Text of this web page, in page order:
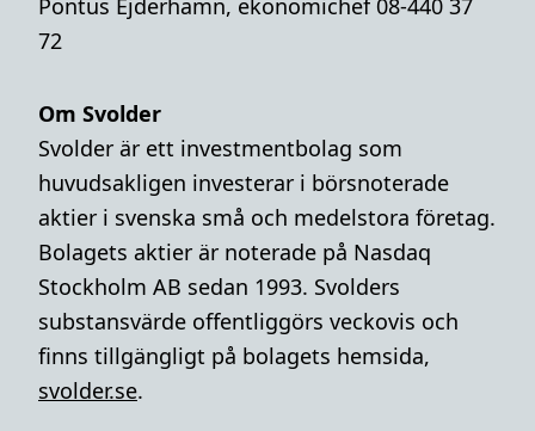
Pontus Ejderhamn, ekonomichef 08-440 37
72
Om Svolder
Svolder är ett investmentbolag som
huvudsakligen investerar i börsnoterade
aktier i svenska små och medelstora företag.
Bolagets aktier är noterade på Nasdaq
Stockholm AB sedan 1993. Svolders
substansvärde offentliggörs veckovis och
finns tillgängligt på bolagets hemsida,
svolder.se.